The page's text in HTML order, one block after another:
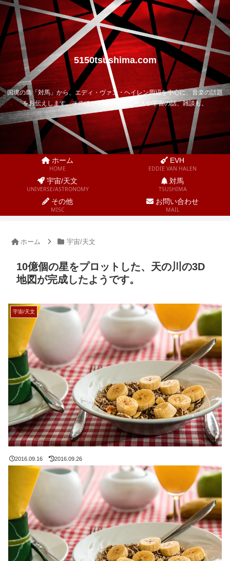
5150tsushima.com
国境の島「対馬」から、エディ・ヴァン・ヘイレン周辺を中心に、音楽の話題
をお伝えします。そのほか気になるニュースや宇宙の話、雑談も。
ホーム
HOME
EVH
EDDIE VAN HALEN
宇宙/天文
UNIVERSE/ASTRONOMY
対馬
TSUSHIMA
その他
MISC
お問い合わせ
MAIL
ホーム 宇宙/天文
10億個の星をプロットした、天の川の3D
地図が完成したようです。
宇宙/天文
2016.09.16 2016.09.26